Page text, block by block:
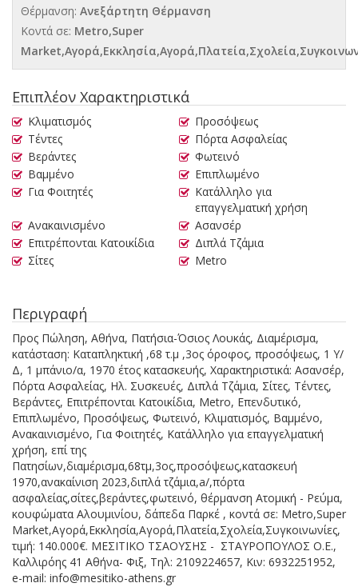
Θέρμανση: Ανεξάρτητη Θέρμανση
Κοντά σε: Metro,Super
Επιπλέον Χαρακτηριστικά
Κλιματισμός
Προσόψεως
Τέντες
Πόρτα Ασφαλείας
Βεράντες
Φωτεινό
Βαμμένο
Επιπλωμένο
Για Φοιτητές
Κατάλληλο για
επαγγελματική χρήση
Ανακαινισμένο
Ασανσέρ
Επιτρέπονται Κατοικίδια
Διπλά Τζάμια
Σίτες
Metro
Περιγραφή
Προς Πώληση, Αθήνα, Πατήσια-Όσιος Λουκάς, Διαμέρισμα,
κατάσταση: Καταπληκτική ,68 τ.μ ,3ος όροφος, προσόψεως, 1 Υ/
Δ, 1 μπάνιο/α, 1970 έτος κατασκευής, Χαρακτηριστικά: Ασανσέρ,
Πόρτα Ασφαλείας, Ηλ. Συσκευές, Διπλά Τζάμια, Σίτες, Τέντες,
Βεράντες, Επιτρέπονται Κατοικίδια, Metro, Επενδυτικό,
Επιπλωμένο, Προσόψεως, Φωτεινό, Κλιματισμός, Βαμμένο,
Ανακαινισμένο, Για Φοιτητές, Κατάλληλο για επαγγελματική
χρήση, επί της
Πατησίων,διαμέρισμα,68τμ,3ος,προσόψεως,κατασκευή
1970,ανακαίνιση 2023,διπλά τζάμια,a/,πόρτα
ασφαλείας,σίτες,βεράντες,φωτεινό, θέρμανση Ατομική - Ρεύμα,
κουφώματα Αλουμινίου, δάπεδα Παρκέ , κοντά σε: Metro,Super
Market,Αγορά,Εκκλησία,Αγορά,Πλατεία,Σχολεία,Συγκοινωνίες,
τιμή: 140.000€. ΜΕΣΙΤΙΚΟ ΤΣΑΟΥΣΗΣ - ΣΤΑΥΡΟΠΟΥΛΟΣ Ο.Ε.,
Καλλιρόης 41 Αθήνα- Φιξ, Τηλ: 2109224657, Κιν: 6932251952,
e-mail: info@mesitiko-athens.gr